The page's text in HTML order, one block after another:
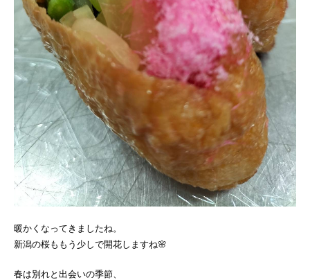
暖かくなってきましたね。
新潟の桜ももう少しで開花しますね🌸
春は別れと出会いの季節、